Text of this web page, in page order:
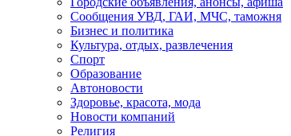
Сообщения УВД, ГАИ, МЧС, таможня
Бизнес и политика
Культура, отдых, развлечения
Спорт
Образование
Автоновости
Здоровье, красота, мода
Новости компаний
Религия